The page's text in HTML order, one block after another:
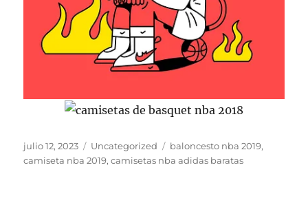
Publicado
el
julio 12, 2023 Categorías
Uncategorized Etiquetas
baloncesto nba 2019,
camiseta nba 2019,camisetas nba adidas baratas